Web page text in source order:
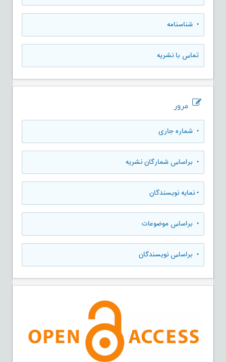
• شناسنامه
تماس با نشریه
مرور
• شماره جاری
• براساس شمارگان نشریه
•نمایه نویسندگان
• براساس موضوعات
• براساس نویسندگان